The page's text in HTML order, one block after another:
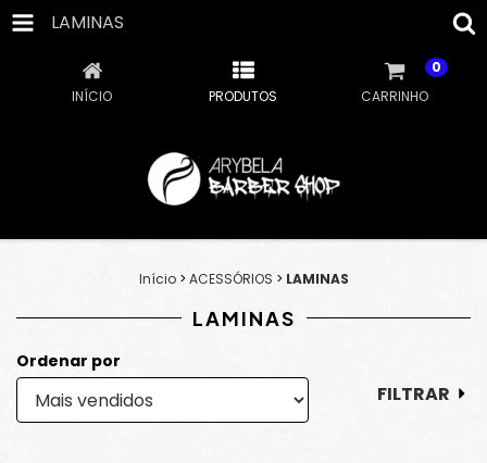
LAMINAS
INÍCIO PRODUTOS CARRINHO
0
Início > ACESSÓRIOS > LAMINAS
LAMINAS
Ordenar por
FILTRAR